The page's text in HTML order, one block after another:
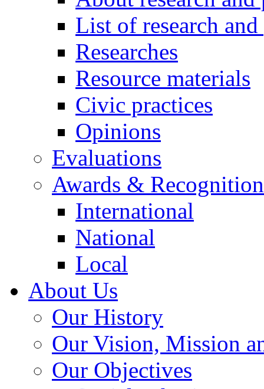
List of research
Researches
Resource materials
Civic practices
Opinions
Evaluations
Awards &
International
National
Local
About Us
Our History
Our Vision, Mission
Our Objectives